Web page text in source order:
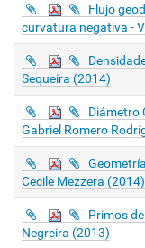
Flujo
curvatura negativa -
Sequeira (2014)
Diámetro
Gabriel Romero
Cecile Mezzera (2014)
Primos
Negreira (2013)